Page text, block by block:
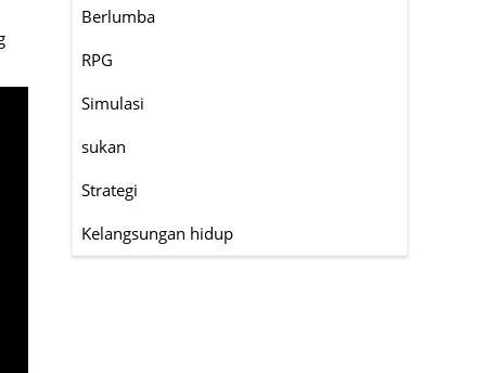
Berlumba
RPG
Simulasi
sukan
Strategi
Kelangsungan hidup